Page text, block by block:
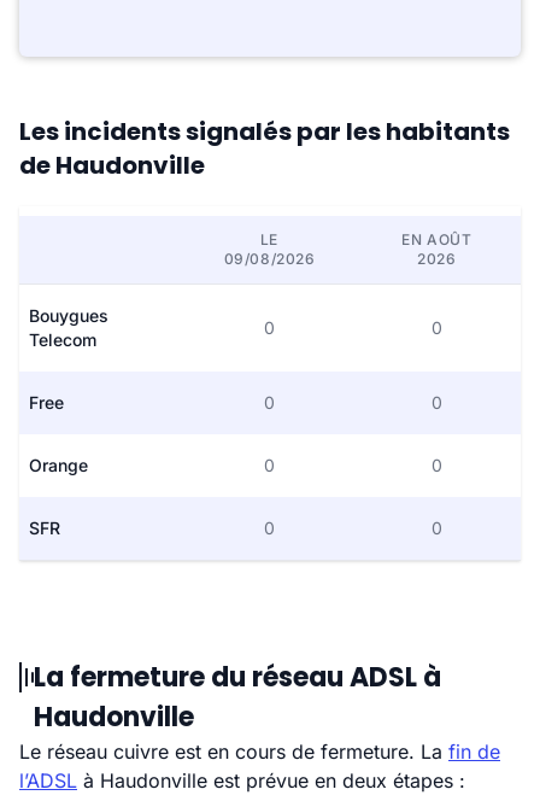
Les incidents signalés par les habitants
de Haudonville
LE
09/08/2026
EN AOÛT
2026
Bouygues
Telecom
0 0
Free 0 0
Orange 0 0
SFR 0 0
La fermeture du réseau ADSL à
Haudonville
Le réseau cuivre est en cours de fermeture. La fin de
l’ADSL à Haudonville est prévue en deux étapes :